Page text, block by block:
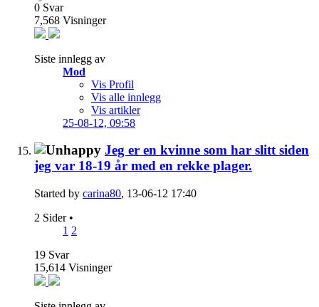
0 Svar
7,568 Visninger
Siste innlegg av
Mod
Vis Profil
Vis alle innlegg
Vis artikler
25-08-12, 09:58
Jeg er en kvinne som har slitt siden
jeg var 18-19 år med en rekke plager.
Started by carina80, 13-06-12 17:40
2 Sider •
1 2
19 Svar
15,614 Visninger